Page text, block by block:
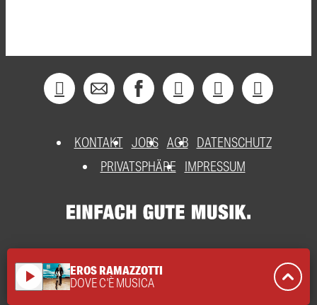
KONTAKT JOBS AGB DATENSCHUTZ
PRIVATSPHÄRE
IMPRESSUM
play_arrow EROS RAMAZZOTTI
DOVE C'È MUSICA